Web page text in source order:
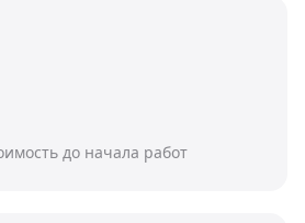
до начала работ